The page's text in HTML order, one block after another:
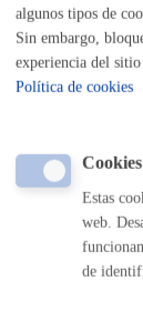
Avisos
Denuncias
Licencia de armas
Perros peligrosos
algunos tipos de
Sin embargo,
experiencia del
Política de cookies
Estas
web.
de